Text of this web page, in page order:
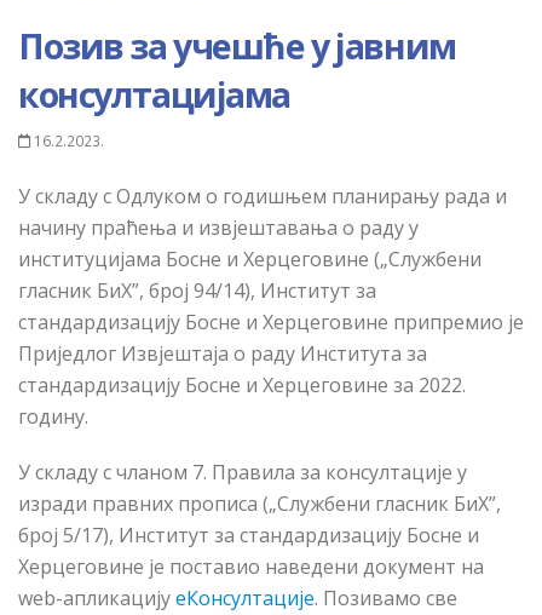
Позив за учешће у јавним
консултацијама
16.2.2023.
У складу с Одлуком о годишњем планирању рада и
начину праћења и извјештавања о раду у
институцијама Босне и Херцеговине („Службени
гласник БиХ”, број 94/14), Институт за
стандардизацију Босне и Херцеговине припремио је
Приједлог Извјештаја о раду Института за
стандардизацију Босне и Херцеговине за 2022.
годину.
У складу с чланом 7. Правила за консултације у
изради правних прописа („Службени гласник БиХ”,
број 5/17), Институт за стандардизацију Босне и
Херцеговине је поставио наведени документ на
wеb-апликацијуеКонсултације. Позивамо све